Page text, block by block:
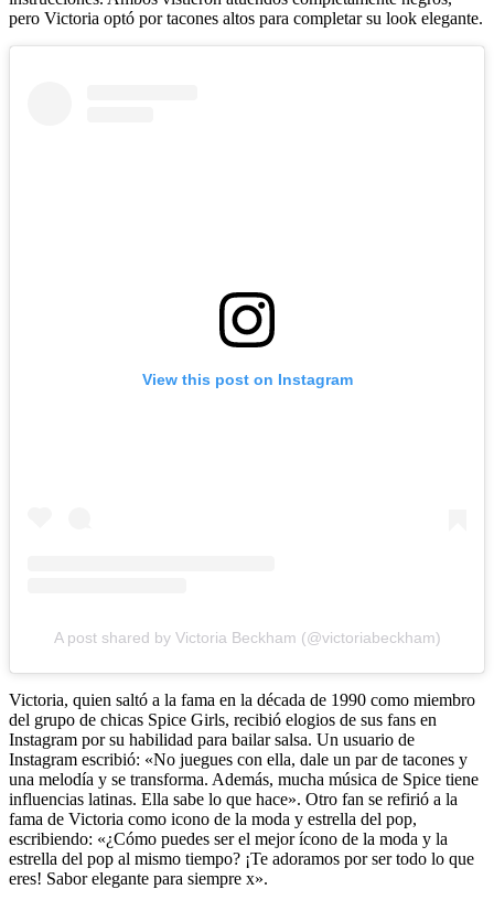
pero Victoria optó por tacones altos para completar su look elegante.
View this post on Instagram
A post shared by Victoria Beckham (@victoriabeckham)
Victoria, quien saltó a la fama en la década de 1990 como miembro
del grupo de chicas Spice Girls, recibió elogios de sus fans en
Instagram por su habilidad para bailar salsa. Un usuario de
Instagram escribió: «No juegues con ella, dale un par de tacones y
una melodía y se transforma. Además, mucha música de Spice tiene
influencias latinas. Ella sabe lo que hace». Otro fan se refirió a la
fama de Victoria como icono de la moda y estrella del pop,
escribiendo: «¿Cómo puedes ser el mejor ícono de la moda y la
estrella del pop al mismo tiempo? ¡Te adoramos por ser todo lo que
eres! Sabor elegante para siempre x».